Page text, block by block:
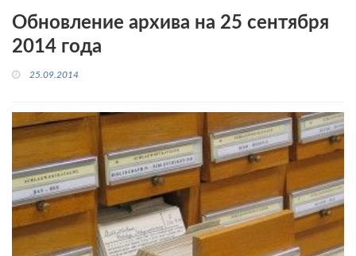
Обновление архива на 25 сентября
2014 года
25.09.2014